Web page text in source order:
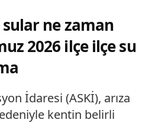
ne zaman
2026 ilçe ilçe su
İdaresi (ASKİ), arıza
kentin belirli